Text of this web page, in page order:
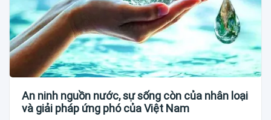
An ninh nguồn nước, sự sống còn của nhân loại
và giải pháp ứng phó của Việt Nam